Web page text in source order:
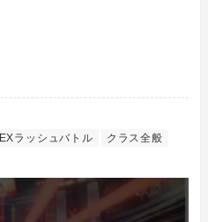
EXラッシュバトル クラス全般